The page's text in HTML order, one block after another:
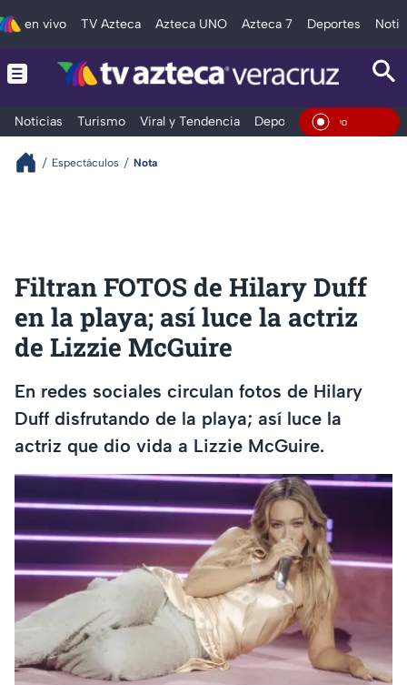
en vivo TV Azteca Azteca UNO Azteca 7 Deportes
Noticias Turismo Viral y Tendencia Deportes Espectáculos
En Vivo
Espectáculos Nota
Filtran FOTOS de Hilary Duff
en la playa; así luce la actriz
de Lizzie McGuire
En redes sociales circulan fotos de Hilary
Duff disfrutando de la playa; así luce la
actriz que dio vida a Lizzie McGuire.